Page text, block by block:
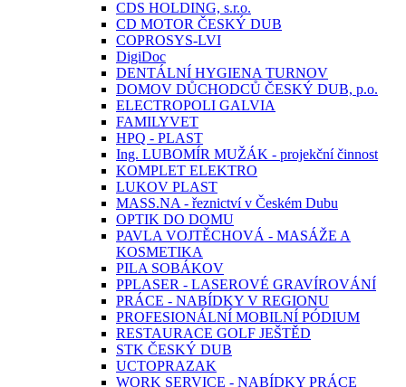
CDS HOLDING, s.r.o.
CD MOTOR ČESKÝ DUB
COPROSYS-LVI
DigiDoc
DENTÁLNÍ HYGIENA TURNOV
DOMOV DŮCHODCŮ ČESKÝ DUB, p.o.
ELECTROPOLI GALVIA
FAMILYVET
HPQ - PLAST
Ing. LUBOMÍR MUŽÁK - projekční činnost
KOMPLET ELEKTRO
LUKOV PLAST
MASS.NA - řeznictví v Českém Dubu
OPTIK DO DOMU
PAVLA VOJTĚCHOVÁ - MASÁŽE A
KOSMETIKA
PILA SOBÁKOV
PPLASER - LASEROVÉ GRAVÍROVÁNÍ
PRÁCE - NABÍDKY V REGIONU
PROFESIONÁLNÍ MOBILNÍ PÓDIUM
RESTAURACE GOLF JEŠTĚD
STK ČESKÝ DUB
UCTOPRAZAK
WORK SERVICE - NABÍDKY PRÁCE